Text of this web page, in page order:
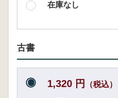
在庫なし
古書
1,320 円 （税込）